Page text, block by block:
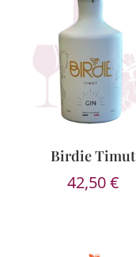
Birdie Timut
42,50€